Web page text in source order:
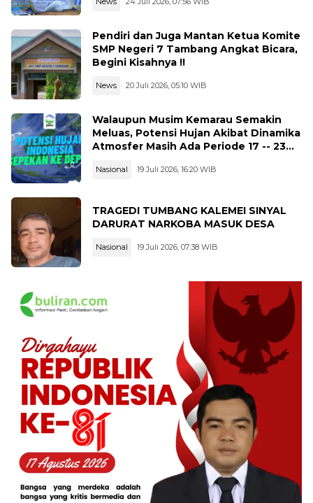
Pendiri dan Juga Mantan Ketua Komite
SMP Negeri 7 Tambang Angkat Bicara,
Begini Kisahnya !!
News 20 Juli 2026, 05:10 WIB
Walaupun Musim Kemarau Semakin
Meluas, Potensi Hujan Akibat Dinamika
Atmosfer Masih Ada Periode 17 -- 23
Nasional 19 Juli 2026, 16:20 WIB
TRAGEDI TUMBANG KALEMEI SINYAL
DARURAT NARKOBA MASUK DESA
Nasional 19 Juli 2026, 07:38 WIB